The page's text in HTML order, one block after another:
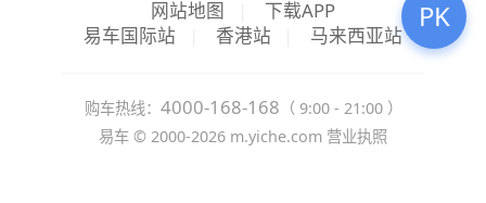
网站地图
下载APP
易车国际站
香港站 马来西亚站
购车热线： 4000-168-168 （ 9:00 - 21:00 ）
易车 © 2000-2026 m.yiche.com 营业执照
PK